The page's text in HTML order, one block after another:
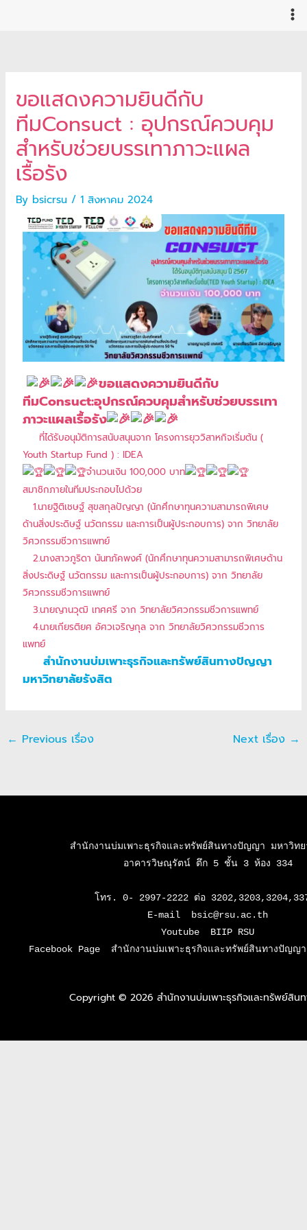
ขอแสดงความยินดีกับ
ทีมConsuct : อุปกรณ์ควบคุม
สำหรับช่วยบรรเทาภาวะแผล
เรื้อรัง
By bsicrsu/1 สิงหาคม 2024
ขอแสดงความยินดีกับ
ทีมConsuct:อุปกรณ์ควบคุมสำหรับช่วยบรรเทา
ภาวะแผลเรื้อรัง
ที่ได้รับอนุมัติการสนับสนุนจาก โครงการยุววิสาหกิจเริ่มต้น (
Youth Startup Fund ) : IDEA
จำนวนเงิน 100,000 บาท
สมาชิกภายในทีมประกอบไปด้วย
1.นายฐิติเชษฐ์ สุขสกุลปัญญา(นักศึกษาทุนความสามารถพิเศษ
ด้านสิ่งประดิษฐ์ นวัตกรรม และการเป็นผู้ประกอบการ) จาก วิทยาลัย
วิศวกรรมชีวการแพทย์
2.นางสาวภูริดา นันทภัคพงศ์ (นักศึกษาทุนความสามารถพิเศษด้าน
สิ่งประดิษฐ์ นวัตกรรม และการเป็นผู้ประกอบการ) จาก วิทยาลัย
วิศวกรรมชีวการแพทย์
3.นายญานวุฒิ เทศศรีจาก วิทยาลัยวิศวกรรมชีวการแพทย์
4.นายเกียรติยศ อัศวเจริญกุลจาก วิทยาลัยวิศวกรรมชีวการ
แพทย์
สำนักงานบ่มเพาะธุรกิจและทรัพย์สินทางปัญญา
มหาวิทยาลัยรังสิต
← Previous เรื่อง Next เรื่อง →
สำนักงานบ่มเพาะธุรกิจและทรัพย์สินทางปัญญา มหาวิทย
อาคารวิษณุรัตน์ ตึก 5 ชั้น 3 ห้อง 334
โทร. 0- 2997-2222 ต่อ
E-mail  bsic@rsu.ac.th
Youtube  BIIP RSU
Facebook Page  สำนักงานบ่มเพาะธุรกิจและทรัพย์สินทางปัญญ
Copyright © 2026 สำนักงานบ่มเพาะธุรกิจและทรัพย์สิ